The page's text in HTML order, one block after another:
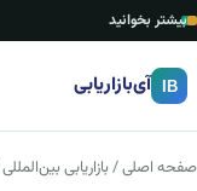
بیشتر بخوانید
IB آی‌بازاریابی
صفحه اصلی/بازاریابی بین‌المللی